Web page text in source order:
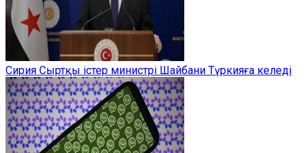
Сирия Сыртқы істер министрі Шайбани Түркияға келеді